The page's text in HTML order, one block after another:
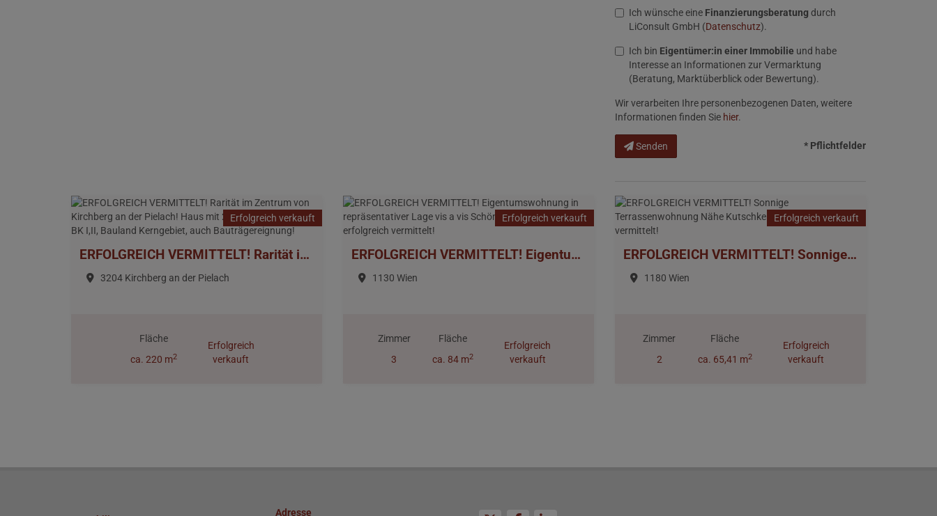
Ich wünsche eine Finanzierungsberatung durch
LiConsult GmbH (Datenschutz).
Ich bin Eigentümer:in einer Immobilie und habe
Interesse an Informationen zur Vermarktung
(Beratung, Marktüberblick oder Bewertung).
Wir verarbeiten Ihre personenbezogenen Daten, weitere
Informationen finden Sie hier.
Senden * Pflichtfelder
Erfolgreich verkauft
ERFOLGREICH VERMITTELT! Rarität im Zentrum von Kirchberg an der Pielach! Haus mit 2255m² Eigengrund, BK I,II, Bauland Kerngebiet, auch Bauträgereignung!
3204 Kirchberg an der Pielach
Fläche
ca. 220 m2
Erfolgreich
verkauft
Erfolgreich verkauft
ERFOLGREICH VERMITTELT! Eigentumswohnung in repräsentativer Lage vis a vis Schönbrunn, Wien 1130 > erfolgreich vermittelt!
1130 Wien
Zimmer
3
Fläche
ca. 84 m2
Erfolgreich
verkauft
Erfolgreich verkauft
ERFOLGREICH VERMITTELT! Sonnige Terrassenwohnung Nähe Kutschkermarkt > erfolgreich vermittelt!
1180 Wien
Zimmer
2
Fläche
ca. 65,41 m2
Erfolgreich
verkauft
Adresse